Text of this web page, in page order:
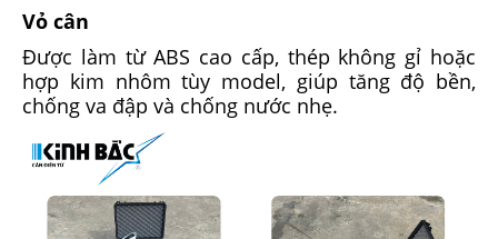
Vỏ cân
Được làm từ ABS cao cấp, thép không gỉ hoặc
hợp kim nhôm tùy model, giúp tăng độ bền,
chống va đập và chống nước nhẹ.